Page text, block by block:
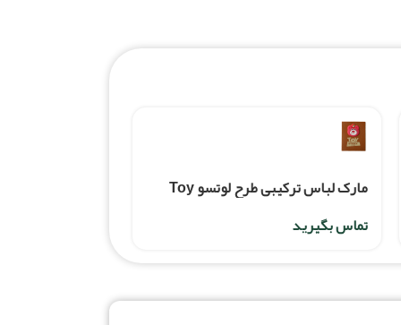
مارک لباس ترکیبی طرح لوتسو Toy
تماس بگیرید